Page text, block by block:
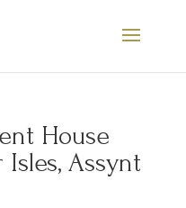
House
Assynt